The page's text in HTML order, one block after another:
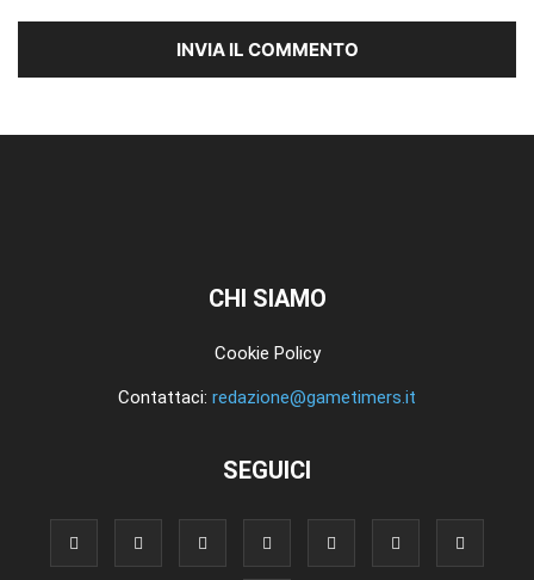
CHI SIAMO
Cookie Policy
Contattaci: redazione@gametimers.it
SEGUICI